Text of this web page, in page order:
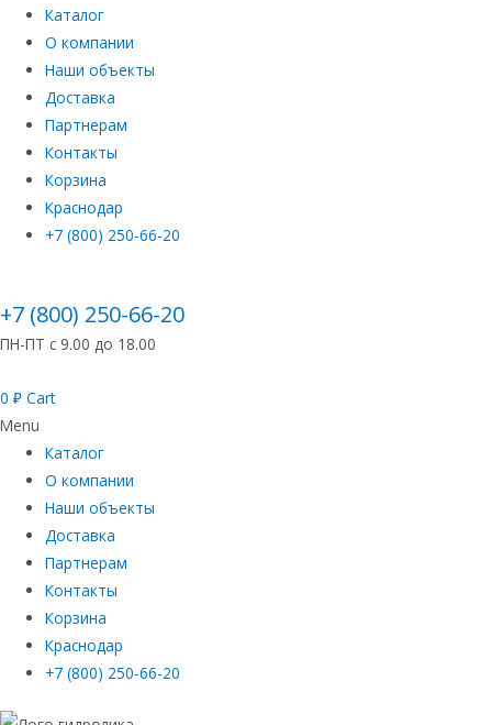
Каталог
О компании
Наши объекты
Доставка
Партнерам
Контакты
Корзина
Краснодар
+7 (800) 250-66-20
+7 (800) 250-66-20
ПН-ПТ с 9.00 до 18.00
0 ₽ Cart
Menu
Каталог
О компании
Наши объекты
Доставка
Партнерам
Контакты
Корзина
Краснодар
+7 (800) 250-66-20